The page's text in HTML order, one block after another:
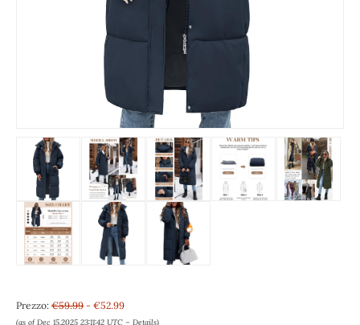
Prezzo: €59.99 - €52.99
(as of Dec 15,2025 23:11:42 UTC – Details)